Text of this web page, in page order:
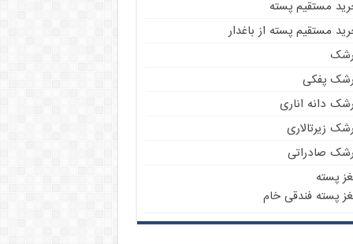
مستقیم پسته
مستقیم پسته از باغدار
پفکی
دانه اناری
زیرتالاری
صادراتی
پسته
پسته فندقی خام